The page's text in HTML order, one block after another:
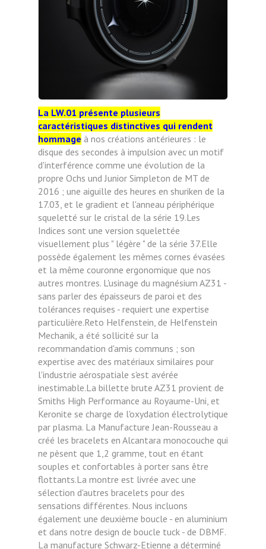
La LW.01 présente plusieurs
caractéristiques distinctives qui rendent
hommage à nos créations antérieures : le
disque des secondes à impulsion avec un motif
d'interférence comme une évolution de la
propre Ochs und Junior Simpleton de MT de
2016 ; une aiguille des heures en shuriken de la
17.03, et le gradient et l'anneau périphérique
squeletté sur le cristal de la série 19.Les
Indices sont une version squelettée
visuellement plus " légère " de la série 37.Elle
possède également les mêmes cornes évasées
et la même couronne ergonomique que nos
autres montres. L'usinage du magnésium AZ31 -
sans parler des épaisseurs de paroi et des
tolérances requises - requiert une expertise
particulière.Reto Helfenstein, de Helfenstein
Mechanik, a été sollicité sur la
recommandation d'amis communs ; son
expertise avec des matériaux similaires pour
l'industrie aérospatiale s'est avérée
inestimable.La billette brute AZ31 provient de
Smiths High Performance au Royaume-Uni, et
Keronite se charge de l'oxydation électrolytique
par plasma. La Manufacture Jean-Rousseau a
créé les bracelets en Alcantara monocouche qui
ne pèsent que 1,2 gramme, tout en étant
souples et confortables à porter sans être
flottants.La montre est livrée avec une
sélection d'autres bracelets pour des
sensations différentes. Nous incluons
également une deuxième boucle - en aluminium
et dans notre design de boucle tuck - de DBMF.
La manufacture Schwarz-Etienne a déterminé